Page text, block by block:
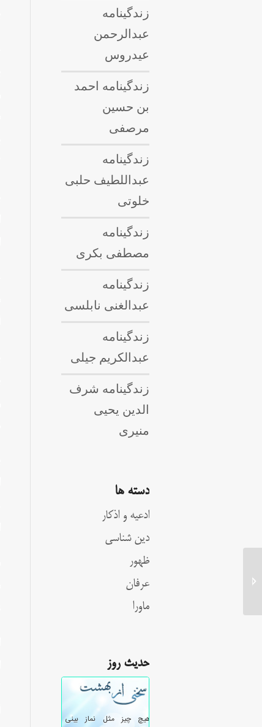
زندگینامه
عبدالرحمن
عیدروس
زندگینامه احمد
بن حسین
مرصفی
زندگینامه
عبداللطيف حلبى
خلوتی
زندگینامه
مصطفی بکری
زندگینامه
عبدالغنی نابلسی
زندگینامه
عبدالکریم جیلی
زندگینامه شرف
الدین یحیی
منیری
دسته ها
ادعیه و اذکار
دین شناسی
ظهور
عرفان
ماورا
حدیث روز
زندگینامه ملا آقاجان زنجانی